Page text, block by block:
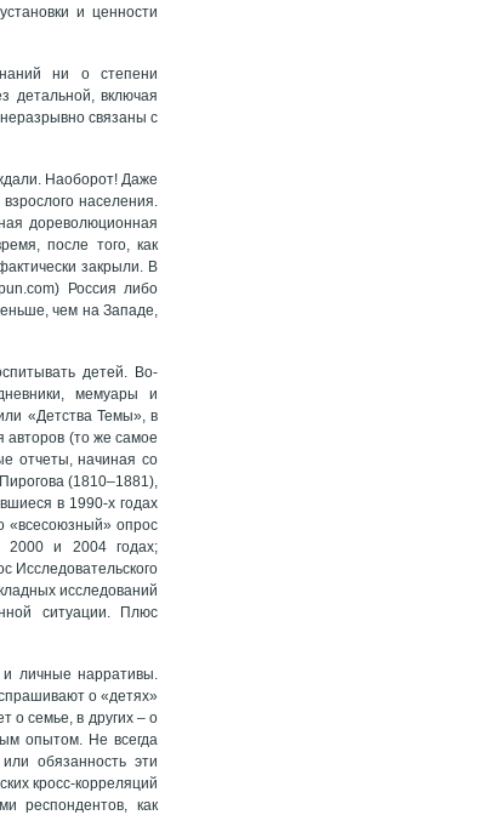
и ценности
ни о степени
детальной, включая
связаны с
Наоборот! Даже
населения.
дореволюционная
после того, как
закрыли. В
Россия либо
чем на Западе,
детей. Во-
мемуары и
«Детства Темы», в
(то же самое
отчеты, начиная со
(1810–1881),
в 1990-х годах
«всесоюзный» опрос
2000 и 2004 годах;
исследований
ситуации. Плюс
и личные нарративы.
о «детях»
о семье, в других – о
опытом. Не всегда
обязанность эти
кросс-корреляций
респондентов, как